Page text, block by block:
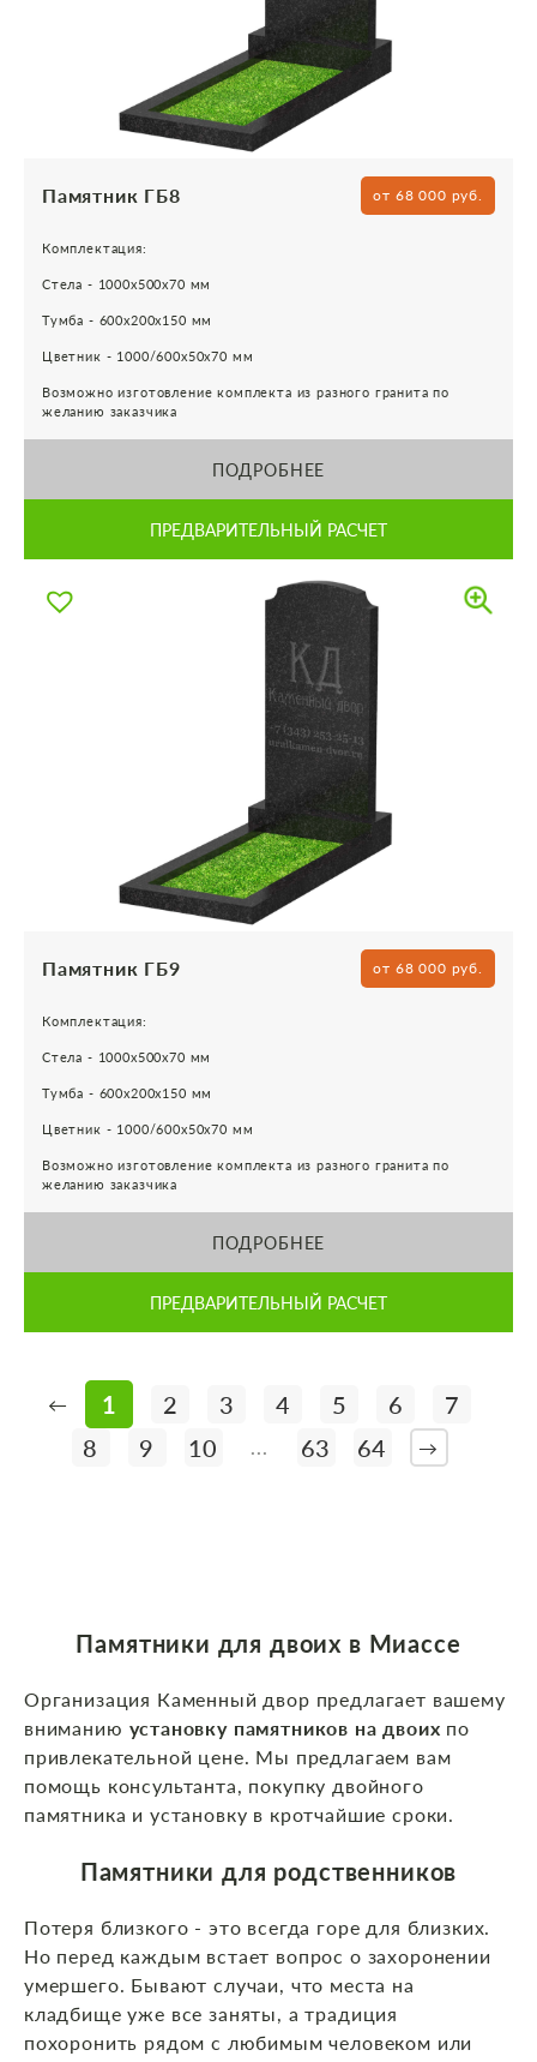
Памятник ГБ8 от 68 000 руб.
Комплектация:
Стела - 1000х500х70 мм
Тумба - 600х200х150 мм
Цветник - 1000/600х50х70 мм
Возможно изготовление комплекта из разного гранита по
желанию заказчика
ПОДРОБНЕЕ
ПРЕДВАРИТЕЛЬНЫЙ РАСЧЕТ
Памятник ГБ9 от 68 000 руб.
Комплектация:
Стела - 1000х500х70 мм
Тумба - 600х200х150 мм
Цветник - 1000/600х50х70 мм
Возможно изготовление комплекта из разного гранита по
желанию заказчика
ПОДРОБНЕЕ
ПРЕДВАРИТЕЛЬНЫЙ РАСЧЕТ
← 1 2 3 4 5 6
7
8
9 10 ... 63 64 →
Памятники для двоих в Миассе
Организация Каменный двор предлагает вашему
вниманию установку памятников на двоих по
привлекательной цене. Мы предлагаем вам
помощь консультанта, покупку двойного
памятника и установку в кротчайшие сроки.
Памятники для родственников
Потеря близкого - это всегда горе для близких.
Но перед каждым встает вопрос о захоронении
умершего. Бывают случаи, что места на
кладбище уже все заняты, а традиция
похоронить рядом с любимым человеком или